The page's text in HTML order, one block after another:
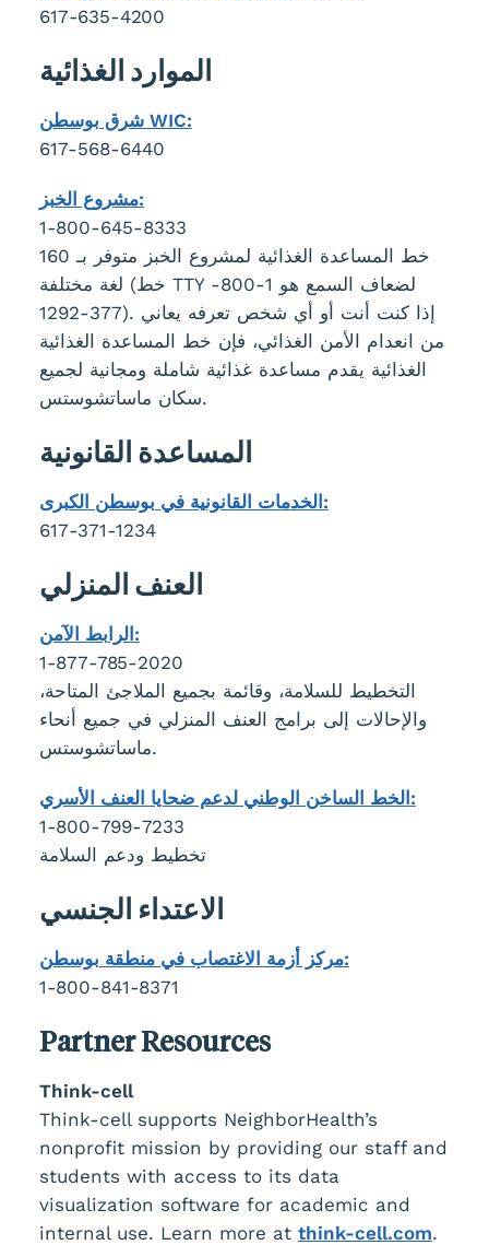
617-635-4200
الموارد الغذائية
شرق بوسطن WIC:
617-568-6440
مشروع الخبز:
1-800-645-8333
خط المساعدة الغذائية لمشروع الخبز متوفر بـ 160
لغة مختلفة (خط TTY لضعاف السمع هو 1-800-
377-1292). إذا كنت أنت أو أي شخص تعرفه يعاني
من انعدام الأمن الغذائي، فإن خط المساعدة الغذائية
الغذائية يقدم مساعدة غذائية شاملة ومجانية لجميع
سكان ماساتشوستس.
المساعدة القانونية
الخدمات القانونية في بوسطن الكبرى:
617-371-1234
العنف المنزلي
الرابط الآمن:
1-877-785-2020
التخطيط للسلامة، وقائمة بجميع الملاجئ المتاحة،
والإحالات إلى برامج العنف المنزلي في جميع أنحاء
ماساتشوستس.
الخط الساخن الوطني لدعم ضحايا العنف الأسري:
1-800-799-7233
تخطيط ودعم السلامة
الاعتداء الجنسي
مركز أزمة الاغتصاب في منطقة بوسطن:
1-800-841-8371
Partner Resources
Think-cell
Think-cell supports NeighborHealth’s
nonprofit mission by providing our staff and
students with access to its data
visualization software for academic and
internal use. Learn more at think-cell.com.